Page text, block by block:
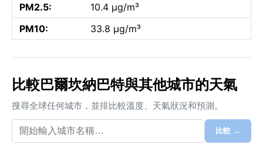
PM2.5:
10.4 µg/m³
PM10:
33.8 µg/m³
比較巴爾坎納巴特與其他城市的天氣
搜尋全球任何城市，並排比較溫度、天氣狀況和預測。
比較 →